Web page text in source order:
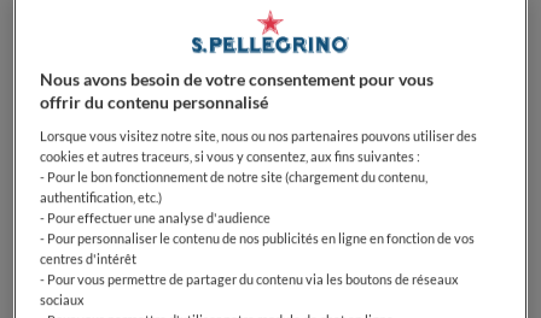
0 0 0 0 0
20129BastelicacciaFrance
Nous avons besoin de votre consentement pour vous
offrir du contenu personnalisé
Lorsque vous visitez notre site, nous ou nos partenaires pouvons utiliser des
cookies et autres traceurs, si vous y consentez, aux fins suivantes :
- Pour le bon fonctionnement de notre site (chargement du contenu,
authentification, etc.)
- Pour effectuer une analyse d'audience
- Pour personnaliser le contenu de nos publicités en ligne en fonction de vos
centres d'intérêt
- Pour vous permettre de partager du contenu via les boutons de réseaux
sociaux